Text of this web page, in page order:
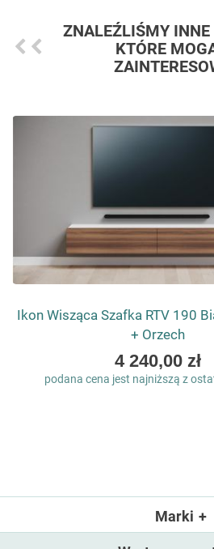
ZNALEŹLIŚMY INNE
KTÓRE
Ikon Wisząca Szafka RTV 190
+ Orzech
4 240,00 zł
podana cena jest najniższą z
Marki